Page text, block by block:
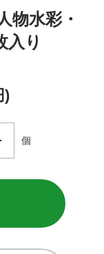
物水彩・
入り
)
個